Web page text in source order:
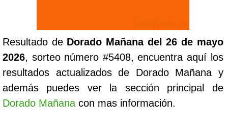
Resultado de Dorado Mañana del 26 de mayo
2026, sorteo número #5408, encuentra aquí los
resultados actualizados de Dorado Mañana y
además puedes ver la sección principal de
Dorado Mañana con mas información.